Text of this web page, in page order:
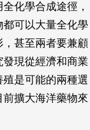
化學合成途徑，
可以大量全化學
甚至兩者要兼顧
現從經濟和商業
是可能的兩種選
擴大海洋藥物來